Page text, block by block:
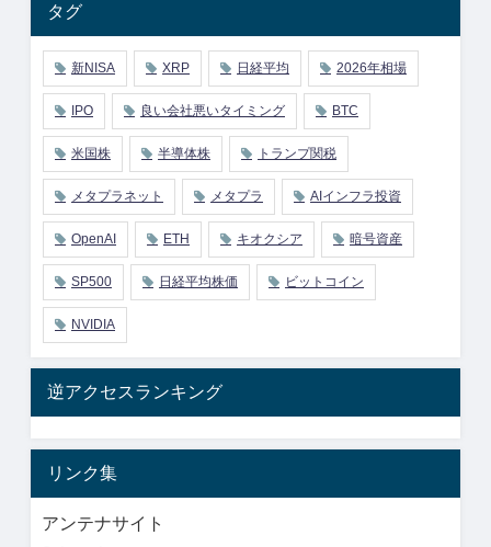
タグ
新NISA XRP 日経平均 2026年相場
IPO 良い会社悪いタイミング BTC
米国株 半導体株 トランプ関税
メタプラネット メタプラ AIインフラ投資
OpenAI ETH キオクシア 暗号資産
SP500 日経平均株価 ビットコイン
NVIDIA
逆アクセスランキング
リンク集
アンテナサイト